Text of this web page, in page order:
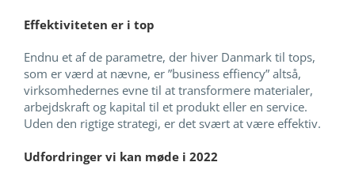
Effektiviteten er i top
Endnu et af de parametre, der hiver Danmark til tops,
som er værd at nævne, er ”business effiency” altså,
virksomhedernes evne til at transformere materialer,
arbejdskraft og kapital til et produkt eller en service.
Uden den rigtige strategi, er det svært at være effektiv.
Udfordringer vi kan møde i 2022